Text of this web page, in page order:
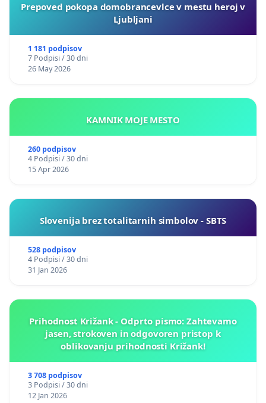
Prepoved pokopa domobrancevlce v mestu heroj v
Ljubljani
1 181 podpisov
7 Podpisi / 30 dni
26 May 2026
KAMNIK MOJE MESTO
260 podpisov
4 Podpisi / 30 dni
15 Apr 2026
Slovenija brez totalitarnih simbolov - SBTS
528 podpisov
4 Podpisi / 30 dni
31 Jan 2026
Prihodnost Križank - Odprto pismo: Zahtevamo
jasen, strokoven in odgovoren pristop k
oblikovanju prihodnosti Križank!
3 708 podpisov
3 Podpisi / 30 dni
12 Jan 2026